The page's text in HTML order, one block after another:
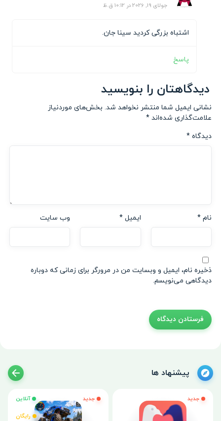
جولای 19, 2026 در 10:12 ق.ظ
اشتباه بزرگی کردید سینا جان.
پاسخ
دیدگاهتان را بنویسید
نشانی ایمیل شما منتشر نخواهد شد. بخش‌های موردنیاز
علامت‌گذاری شده‌اند *
دیدگاه *
نام * ایمیل* وب‌ سایت
ذخیره نام، ایمیل و وبسایت من در مرورگر برای زمانی که دوباره
دیدگاهی می‌نویسم.
پیشنهاد ها
جدید جدید آنلاین
رایگان